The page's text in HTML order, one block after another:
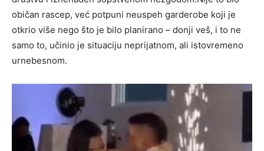
običan rascep, već potpuni neuspeh garderobe koji je
otkrio više nego što je bilo planirano – donji veš, i to ne
samo to, učinio je situaciju neprijatnom, ali istovremeno
urnebesnom.